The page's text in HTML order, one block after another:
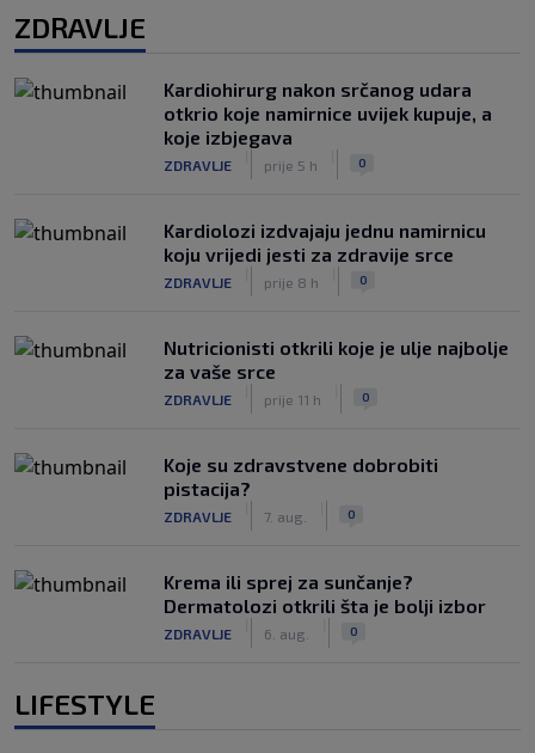
ZDRAVLJE
Kardiohirurg nakon srčanog udara
otkrio koje namirnice uvijek kupuje, a
koje izbjegava
ZDRAVLJE prije 5 h 0
Kardiolozi izdvajaju jednu namirnicu
koju vrijedi jesti za zdravije srce
ZDRAVLJE prije 8 h 0
Nutricionisti otkrili koje je ulje najbolje
za vaše srce
ZDRAVLJE prije 11 h 0
Koje su zdravstvene dobrobiti
pistacija?
ZDRAVLJE 7. aug. 0
Krema ili sprej za sunčanje?
Dermatolozi otkrili šta je bolji izbor
ZDRAVLJE 6. aug. 0
LIFESTYLE